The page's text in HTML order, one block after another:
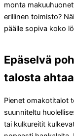
monta
erillinen toimisto?
päälle sopiva koko
Epäselvä
talosta
Pienet omakotitalot
suunniteltu
tai kulkureitit